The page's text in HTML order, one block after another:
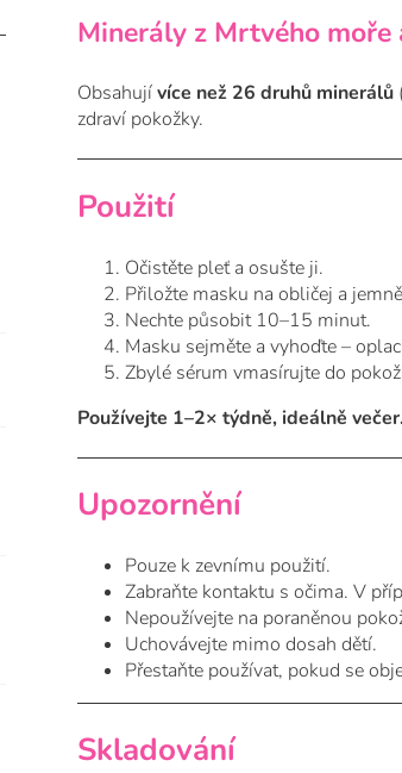
Minerály z Mrtvého moře
Obsahujívíce než 26 druhů minerálů
zdraví pokožky.
Použití
Očistěte pleť a osušte ji.
Přiložte masku na obličej a
Nechte působit 10–15 minut.
Masku sejměte a vyhoďte –
Zbylé sérum vmasírujte do
Používejte 1–2× týdně, ideálně večer.
Upozornění
Pouze k zevnímu použití.
Zabraňte kontaktu s očima. V
Nepoužívejte na poraněnou
Uchovávejte mimo dosah dětí.
Přestaňte používat, pokud se
Skladování